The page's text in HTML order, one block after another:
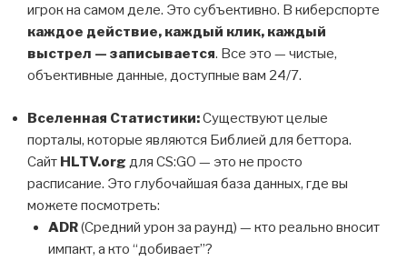
игрок на самом деле. Это субъективно. В киберспорте
каждое действие, каждый клик, каждый
выстрел — записывается. Все это — чистые,
объективные данные, доступные вам 24/7.
Вселенная Статистики:Существуют целые
порталы, которые являются Библией для беттора.
Сайт HLTV.org для CS:GO — это не просто
расписание. Это глубочайшая база данных, где вы
можете посмотреть:
ADR(Средний урон за раунд) — кто реально вносит
импакт, а кто “добивает”?